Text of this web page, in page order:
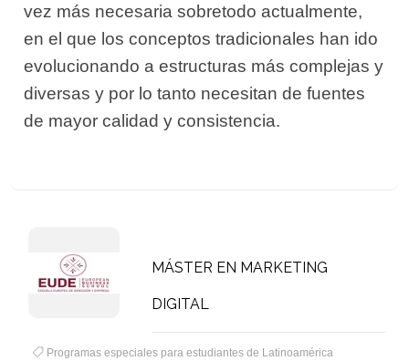
vez más necesaria sobretodo actualmente,
en el que los conceptos tradicionales han ido
evolucionando a estructuras más complejas y
diversas y por lo tanto necesitan de fuentes
de mayor calidad y consistencia.
MÁSTER EN MARKETING
DIGITAL
Programas especiales para estudiantes de Latinoamérica